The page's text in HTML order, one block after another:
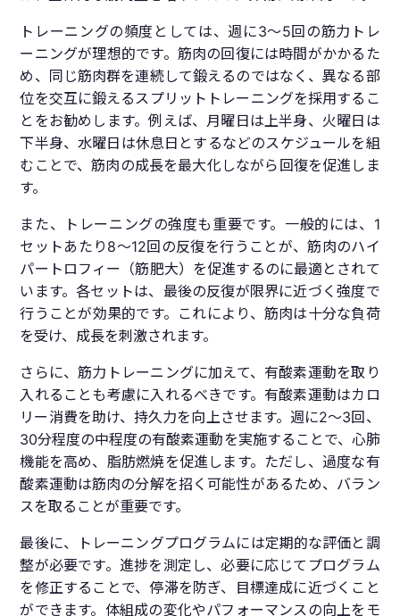
トレーニングの頻度としては、週に3～5回の筋力トレ
ーニングが理想的です。筋肉の回復には時間がかかるた
め、同じ筋肉群を連続して鍛えるのではなく、異なる部
位を交互に鍛えるスプリットトレーニングを採用するこ
とをお勧めします。例えば、月曜日は上半身、火曜日は
下半身、水曜日は休息日とするなどのスケジュールを組
むことで、筋肉の成長を最大化しながら回復を促進しま
す。
また、トレーニングの強度も重要です。一般的には、1
セットあたり8～12回の反復を行うことが、筋肉のハイ
パートロフィー（筋肥大）を促進するのに最適とされて
います。各セットは、最後の反復が限界に近づく強度で
行うことが効果的です。これにより、筋肉は十分な負荷
を受け、成長を刺激されます。
さらに、筋力トレーニングに加えて、有酸素運動を取り
入れることも考慮に入れるべきです。有酸素運動はカロ
リー消費を助け、持久力を向上させます。週に2～3回、
30分程度の中程度の有酸素運動を実施することで、心肺
機能を高め、脂肪燃焼を促進します。ただし、過度な有
酸素運動は筋肉の分解を招く可能性があるため、バラン
スを取ることが重要です。
最後に、トレーニングプログラムには定期的な評価と調
整が必要です。進捗を測定し、必要に応じてプログラム
を修正することで、停滞を防ぎ、目標達成に近づくこと
ができます。体組成の変化やパフォーマンスの向上をモ